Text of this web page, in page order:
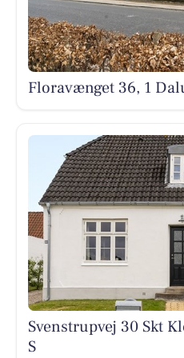
Floravænget 36, 1
Svenstrupvej 30 Skt
S